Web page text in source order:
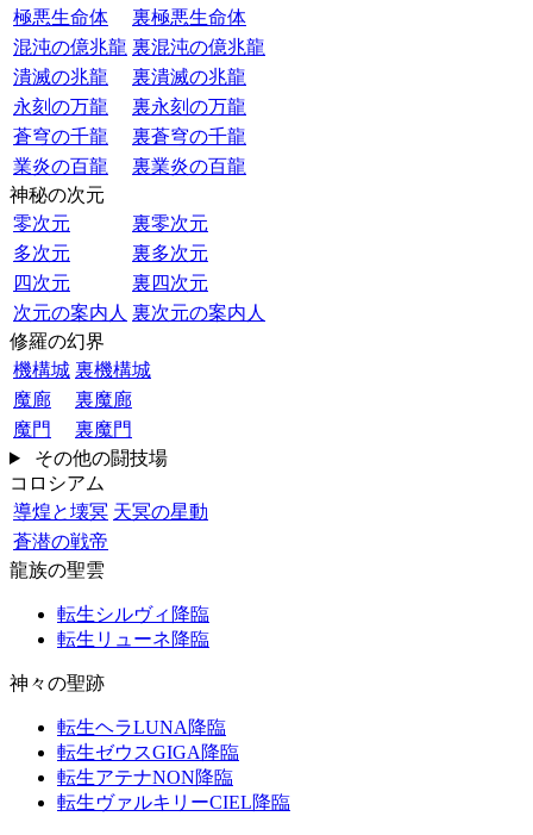
極悪生命体
裏極悪生命体
混沌の億兆龍 裏混沌の億兆龍
潰滅の兆龍
裏潰滅の兆龍
永刻の万龍
裏永刻の万龍
蒼穹の千龍
裏蒼穹の千龍
業炎の百龍
裏業炎の百龍
神秘の次元
零次元
裏零次元
多次元
裏多次元
四次元
裏四次元
次元の案内人 裏次元の案内人
修羅の幻界
機構城 裏機構城
魔廊
裏魔廊
魔門
裏魔門
その他の闘技場
コロシアム
導煌と壊冥 天冥の星動
蒼潜の戦帝
龍族の聖雲
転生シルヴィ降臨
転生リューネ降臨
神々の聖跡
転生ヘラLUNA降臨
転生ゼウスGIGA降臨
転生アテナNON降臨
転生ヴァルキリーCIEL降臨